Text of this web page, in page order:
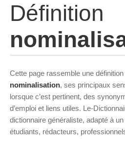
Définition
Cette page rassemble une
nominalisation, ses principaux
lorsque c’est pertinent, des
d’emploi et liens utiles. Le-
dictionnaire généraliste, adapté à
étudiants, rédacteurs,